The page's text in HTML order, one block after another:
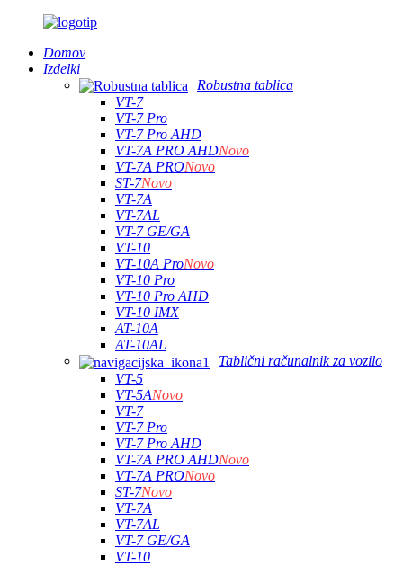
Domov
Izdelki
Robustna tablica
VT-7
VT-7 Pro
VT-7 Pro AHD
VT-7A PRO AHDNovo
VT-7A PRONovo
ST-7Novo
VT-7A
VT-7AL
VT-7 GE/GA
VT-10
VT-10A ProNovo
VT-10 Pro
VT-10 Pro AHD
VT-10 IMX
AT-10A
AT-10AL
Tablični računalnik za vozilo
VT-5
VT-5ANovo
VT-7
VT-7 Pro
VT-7 Pro AHD
VT-7A PRO AHDNovo
VT-7A PRONovo
ST-7Novo
VT-7A
VT-7AL
VT-7 GE/GA
VT-10